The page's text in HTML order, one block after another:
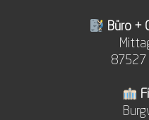
Büro +
87527